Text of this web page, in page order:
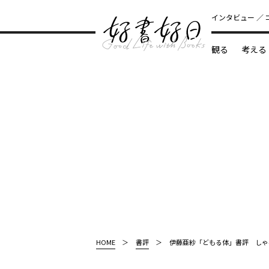
インタビュー
観る 考える
HOME 書評 伊藤亜紗「どもる体」書評 し